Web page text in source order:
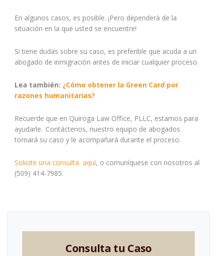
En algunos casos, es posible. ¡Pero dependerá de la
situación en la que usted se encuentre!
Si tiene dudas sobre su caso, es preferible que acuda a un
abogado de inmigración antes de iniciar cualquier proceso.
Lea también: ¿Cómo obtener la Green Card por
razones humanitarias?
Recuerde que en Quiroga Law Office, PLLC, estamos para
ayudarle. Contáctenos, nuestro equipo de abogados
tomará su caso y le acompañará durante el proceso.
Solicite una consulta aquí, o comuníquese con nosotros al
(509) 414-7985.
Consulta tu Caso